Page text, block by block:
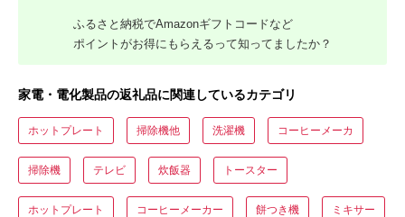
ふるさと納税でAmazonギフトコードなど
ポイントがお得にもらえるって知ってましたか？
家電・電化製品の返礼品に関連しているカテゴリ
ホットプレート 掃除機他 洗濯機 コーヒーメーカ
掃除機 テレビ 炊飯器 トースター
ホットプレート コーヒーメーカー 餅つき機 ミキサー